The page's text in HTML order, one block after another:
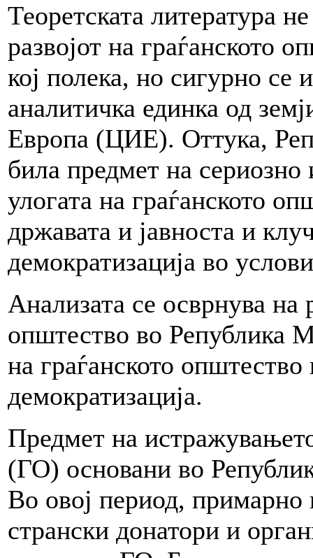
Теоретската литература
развојот на граѓанското
кој полека, но сигурно се
аналитичка единка од
Европа (ЦИЕ). Оттука,
била предмет на
улогата на граѓанското
државата и јавноста и
демократизација во
Анализата се осврнува на
општество во Република
на граѓанското
демократизација.
Предмет на
(ГО) основани во
Во овој период, примарно
странски донатори и